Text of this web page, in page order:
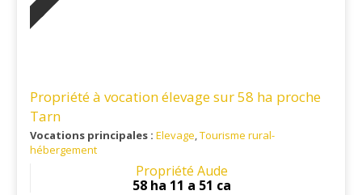
Propriété à vocation élevage sur 58 ha proche
Tarn
Vocations principales : Elevage,Tourisme rural-
hébergement
: Cette propriété se situe sur les contreforts
de la Montagne Noire.Propriété Aude
58 ha 11 a 51 ca